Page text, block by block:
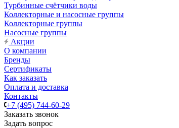
Турбинные счётчики воды
Коллекторные и насосные группы
Коллекторные группы
Насосные группы
Акции
О компании
Бренды
Сертификаты
Как заказать
Оплата и доставка
Контакты
+7 (495) 744-60-29
Заказать звонок
Задать вопрос